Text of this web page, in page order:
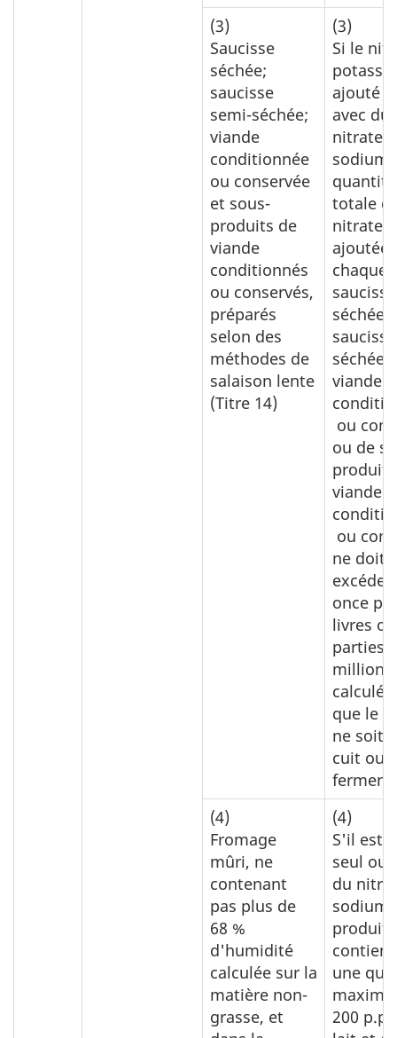
(3)
Saucisse
séchée;
saucisse
semi-séchée;
viande
conditionnée
ou conservée
et sous-
produits de
viande
conditionnés
ou conservés,
préparés
selon des
méthodes de
salaison lente
(Titre 14)
(3)
Si le
ajouté
avec du
nitrate
sodium,
quantité
totale
nitrates
ajoutée
chaque
saucisse
séchée,
séchée,
viande
ou
ou de
viande
ou
ne doit
excéder
once
livres
parties
million,
que le
ne soit
cuit ou
(4)
Fromage
mûri, ne
contenant
pas plus de
68 %
d'humidité
calculée sur la
matière non-
grasse, et
(4)
S'il est
seul ou
du
sodium,
produit
une
200